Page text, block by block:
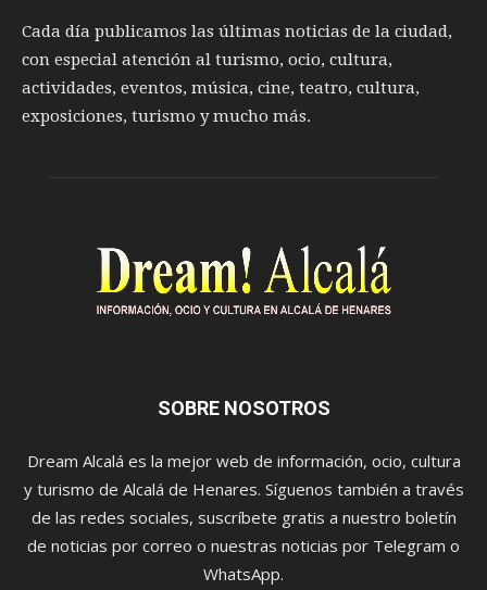
Cada día publicamos las últimas noticias de la ciudad,
con especial atención al turismo, ocio, cultura,
actividades, eventos, música, cine, teatro, cultura,
exposiciones, turismo y mucho más.
SOBRE NOSOTROS
Dream Alcalá es la mejor web de información, ocio, cultura
y turismo de Alcalá de Henares. Síguenos también a través
de las redes sociales, suscríbete gratis a nuestro boletín
de noticias por correo o nuestras noticias por Telegram o
WhatsApp.